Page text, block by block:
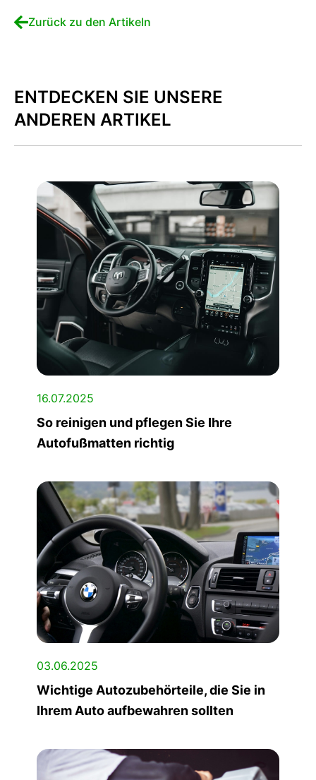
Zurück zu den Artikeln
ENTDECKEN SIE UNSERE
ANDEREN ARTIKEL
16.07.2025
So reinigen und pflegen Sie Ihre
Autofußmatten richtig
03.06.2025
Wichtige Autozubehörteile, die Sie in
Ihrem Auto aufbewahren sollten